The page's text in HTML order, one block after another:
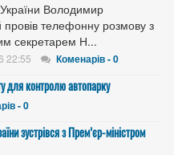
Володимир
провів телефонну розмову з
секретарем Н...
22:55 Коменарів - 0
для контролю автопарку
- 0
зустрівся з Прем’єр-міністром